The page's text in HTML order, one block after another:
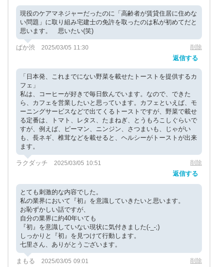
現役のケアマネジャーだったのに「高齢者が賃貸住居に住めな
い問題」に取り組み宅建士の免許を取ったのは私が初めてだと
思います。 思いたい(笑)
ばか渋 2025/03/05 11:30 削除
返信する
「日本発、これまでにない野菜を載せたトーストを提供するカ
フェ」
私は、コーヒーが好きで毎日飲んでいます。なので、できた
ら、カフェを営業したいと思っています。カフェといえば、モ
ーニングサービスなどで出てくるトーストですが、野菜で載せ
る定番は、トマト、レタス、たまねぎ、とうもろこしぐらいで
すが、例えば、ピーマン、ニンジン、さつまいも、じゃがい
も、長ネギ、椎茸などを載せると、ヘルシーがトーストが出来
ます。
ラクダッチ 2025/03/05 10:51 削除
返信する
とても刺激的な内容でした。
私の業界において『初』を意識していきたいと思います。
お恥ずかしい話ですが、
自分の業界に約40年いても
『初』を意識していない現状に気付きました(-_-;)
しっかりと『初』を見つけて行動します。
七里さん、ありがとうございます。
まもる 2025/03/05 09:01 削除